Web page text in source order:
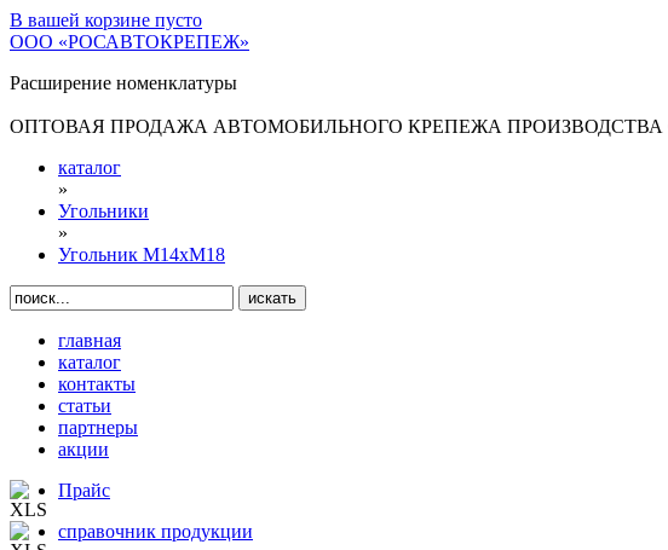
В вашей корзине пусто
ООО «РОСАВТОКРЕПЕЖ»
Расширение номенклатуры
ОПТОВАЯ ПРОДАЖА АВТОМОБИЛЬНОГО КРЕПЕЖА ПРОИЗВОДСТВА
каталог
»
Угольники
»
Угольник М14хМ18
главная
каталог
контакты
статьи
партнеры
акции
Прайс
справочник продукции